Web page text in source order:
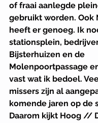
of fraai aanlegde
gebruikt worden. Ook
heeft er genoeg. Ik
stationsplein,
Bijsterhuizen en de
Molenpoortpassage
vast wat ik bedoel.
missers zijn al
komende jaren op de
Daarom kijkt Hoog //